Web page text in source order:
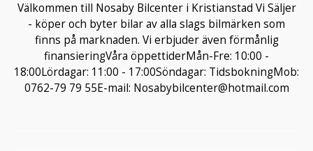
Välkommen till Nosaby Bilcenter i Kristianstad Vi Säljer
- köper och byter bilar av alla slags bilmärken som
finns på marknaden. Vi erbjuder även förmånlig
finansieringVåra öppettiderMån-Fre: 10:00 -
18:00Lördagar: 11:00 - 17:00Söndagar: TidsbokningMob:
0762-79 79 55E-mail: Nosabybilcenter@hotmail.com